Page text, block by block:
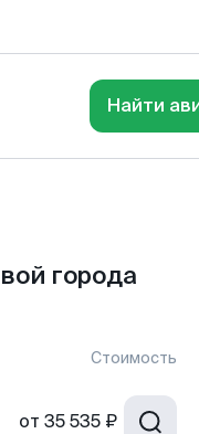
Найти
города
Стоимость
от 35 535 ₽